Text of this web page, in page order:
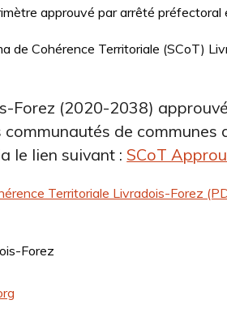
approuvé par arrêté
Cohérence Territoriale (SCoT)
Forez (2020-2038)
de
le lien suivant : SCoT
Territoriale Livradois-Forez
Forez